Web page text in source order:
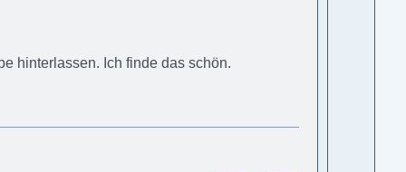
hinterlassen. Ich finde das schön.